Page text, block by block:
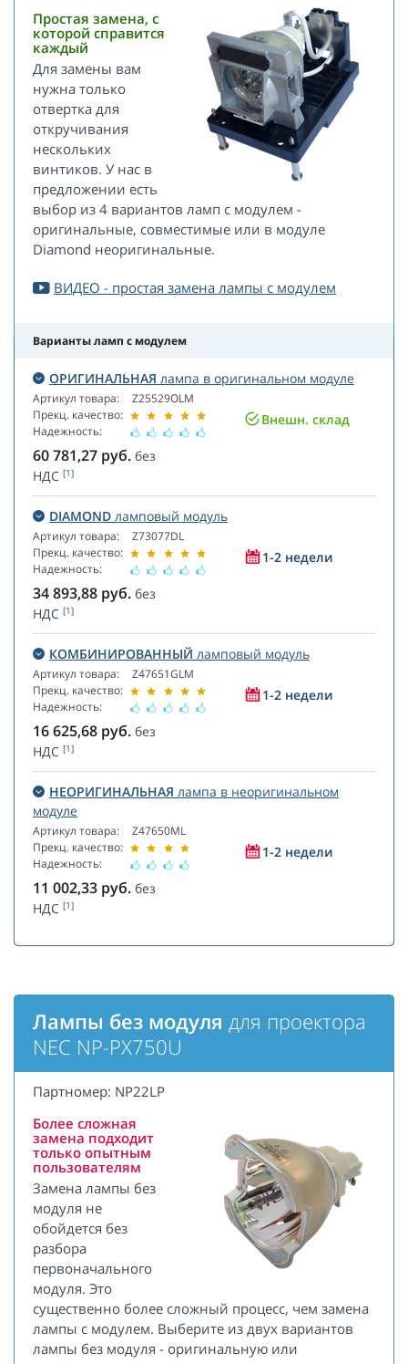
Простая замена, с
которой справится
каждый
Для замены вам
нужна только
отвертка для
откручивания
нескольких
винтиков. У нас в
предложении есть
выбор из 4 вариантов ламп с модулем -
оригинальные, совместимые или в модуле
Diamond неоригинальные.
ВИДЕО - простая замена лампы с модулем
Варианты ламп с модулем
ОРИГИНАЛЬНАЯ лампа в оригинальном модуле
Артикул товара:
Прекц. качество:
Надежность:
Z25529OLM
Внешн. склад
60 781,27 руб. без
НДС [1]
DIAMOND ламповый модуль
Артикул товара:
Прекц. качество:
Надежность:
Z73077DL
1-2 недели
34 893,88 руб. без
НДС [1]
КОМБИНИРОВАННЫЙ ламповый модуль
Артикул товара:
Прекц. качество:
Надежность:
Z47651GLM
1-2 недели
16 625,68 руб. без
НДС [1]
НЕОРИГИНАЛЬНАЯ лампа в неоригинальном
модуле
Артикул товара:
Прекц. качество:
Надежность:
Z47650ML
1-2 недели
11 002,33 руб. без
НДС [1]
Лампы без модуля для проектора
NEC NP-PX750U
Партномер: NP22LP
Более сложная
замена подходит
только опытным
пользователям
Замена лампы без
модуля не
обойдется без
разбора
первоначального
модуля. Это
существенно более сложный процесс, чем замена
лампы с модулем. Выберите из двух вариантов
лампы без модуля - оригинальную или